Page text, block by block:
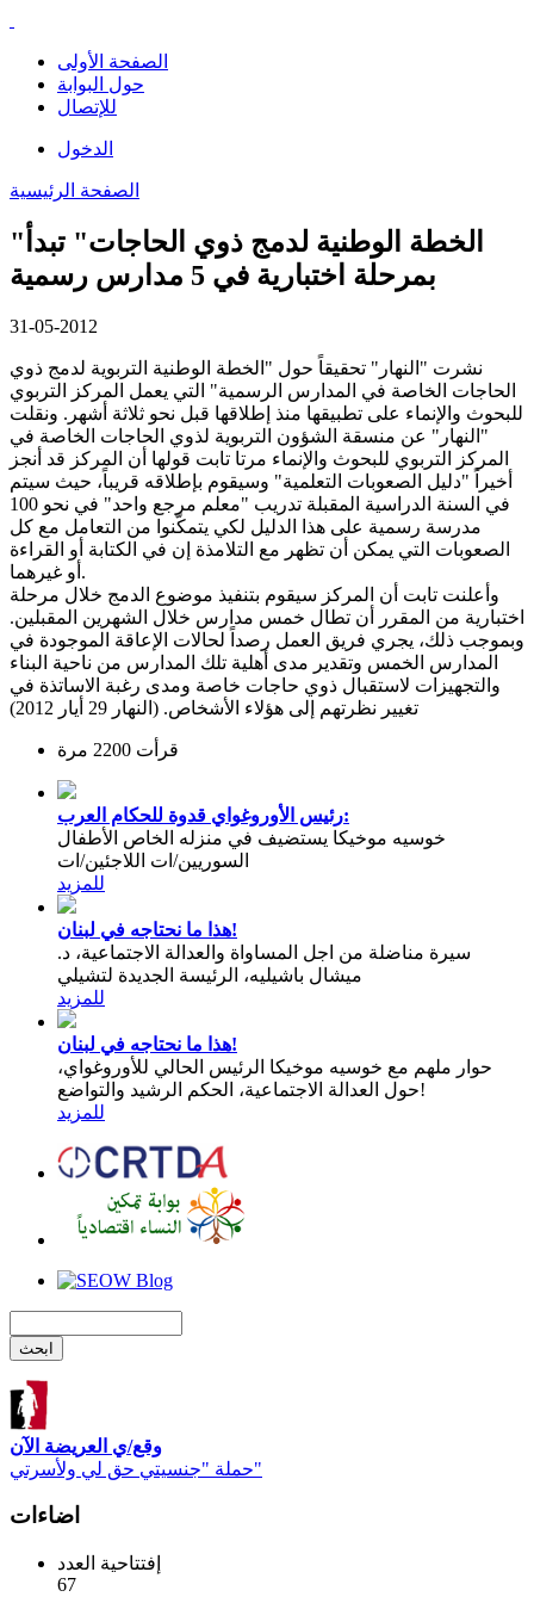
الصفحة الأولى
حول البوابة
للإتصال
الدخول
الصفحة الرئيسية
"الخطة الوطنية لدمج ذوي الحاجات" تبدأ
بمرحلة اختبارية في 5 مدارس رسمية
31-05-2012
نشرت "النهار" تحقيقاً حول "الخطة الوطنية التربوية لدمج ذوي
الحاجات الخاصة في المدارس الرسمية" التي يعمل المركز التربوي
للبحوث والإنماء على تطبيقها منذ إطلاقها قبل نحو ثلاثة أشهر. ونقلت
"النهار" عن منسقة الشؤون التربوية لذوي الحاجات الخاصة في
المركز التربوي للبحوث والإنماء مرتا تابت قولها أن المركز قد أنجز
أخيراً "دليل الصعوبات التعلمية" وسيقوم بإطلاقه قريباً، حيث سيتم
في السنة الدراسية المقبلة تدريب "معلم مرجع واحد" في نحو 100
مدرسة رسمية على هذا الدليل لكي يتمكّنوا من التعامل مع كل
الصعوبات التي يمكن أن تظهر مع التلامذة إن في الكتابة أو القراءة
أو غيرهما.
وأعلنت تابت أن المركز سيقوم بتنفيذ موضوع الدمج خلال مرحلة
اختبارية من المقرر أن تطال خمس مدارس خلال الشهرين المقبلين.
وبموجب ذلك، يجري فريق العمل رصداً لحالات الإعاقة الموجودة في
المدارس الخمس وتقدير مدى أهلية تلك المدارس من ناحية البناء
والتجهيزات لاستقبال ذوي حاجات خاصة ومدى رغبة الاساتذة في
تغيير نظرتهم إلى هؤلاء الأشخاص. (النهار 29 أيار 2012)
قرأت 2200 مرة
رئيس الأوروغواي قدوة للحكام العرب:
خوسيه موخيكا يستضيف في منزله الخاص الأطفال
السوريين/ات اللاجئين/ات
للمزيد
هذا ما نحتاجه في لبنان!
سيرة مناضلة من اجل المساواة والعدالة الاجتماعية، د.
ميشال باشيليه، الرئيسة الجديدة لتشيلي
للمزيد
هذا ما نحتاجه في لبنان!
حوار ملهم مع خوسيه موخيكا الرئيس الحالي للأوروغواي،
حول العدالة الاجتماعية، الحكم الرشيد والتواضع!
للمزيد
وقع/ي العريضة الآن
حملة "جنسيتي حق لي ولأسرتي"
اضاءات
إفتتاحية العدد
67